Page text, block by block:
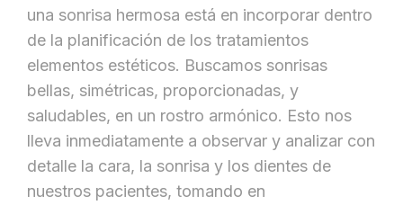
una sonrisa hermosa está en incorporar dentro
de la planificación de los tratamientos
elementos estéticos. Buscamos sonrisas
bellas, simétricas, proporcionadas, y
saludables, en un rostro armónico. Esto nos
lleva inmediatamente a observar y analizar con
detalle la cara, la sonrisa y los dientes de
nuestros pacientes, tomando en